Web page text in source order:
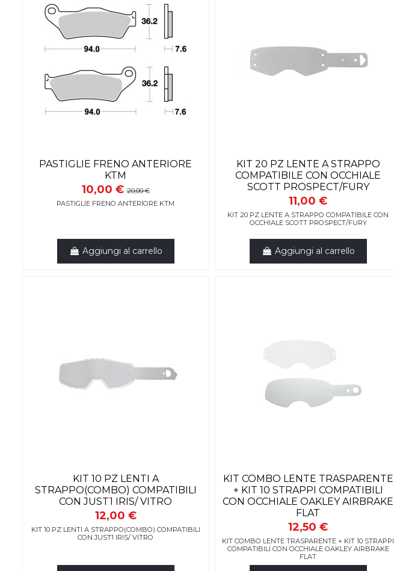
PASTIGLIE FRENO ANTERIORE
KTM
10,00 €20,00 €
PASTIGLIE FRENO ANTERIORE KTM
Aggiungi al carrello
KIT 20 PZ LENTE A STRAPPO
COMPATIBILE CON OCCHIALE
SCOTT PROSPECT/FURY
11,00 €
KIT 20 PZ LENTE A STRAPPO COMPATIBILE CON
OCCHIALE SCOTT PROSPECT/FURY
Aggiungi al carrello
KIT 10 PZ LENTI A
STRAPPO(COMBO) COMPATIBILI
CON JUST1 IRIS/ VITRO
12,00 €
KIT 10 PZ LENTI A STRAPPO(COMBO) COMPATIBILI
CON JUST1 IRIS/ VITRO
KIT COMBO LENTE TRASPARENTE
+ KIT 10 STRAPPI COMPATIBILI
CON OCCHIALE OAKLEY AIRBRAKE
FLAT
12,50 €
KIT COMBO LENTE TRASPARENTE + KIT 10 STRAPPI
COMPATIBILI CON OCCHIALE OAKLEY AIRBRAKE
FLAT